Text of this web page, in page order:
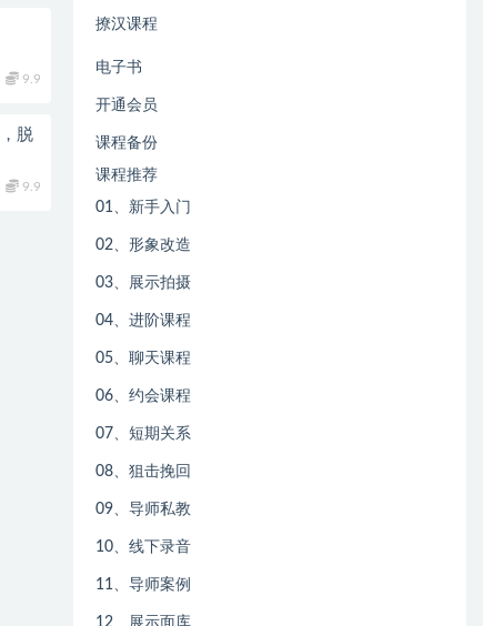
9.9
脱
9.9
撩汉课程
电子书
开通会员
课程备份
课程推荐
01、新手入门
02、形象改造
03、展示拍摄
04、进阶课程
05、聊天课程
06、约会课程
07、短期关系
08、狙击挽回
09、导师私教
10、线下录音
11、导师案例
12、展示面库